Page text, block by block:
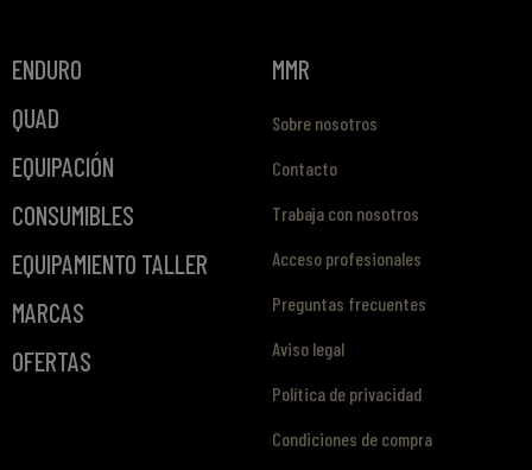
ENDURO
QUAD
EQUIPACIÓN
CONSUMIBLES
EQUIPAMIENTO TALLER
MARCAS
OFERTAS
MMR
Sobre nosotros
Contacto
Trabaja con nosotros
Acceso profesionales
Preguntas frecuentes
Aviso legal
Política de privacidad
Condiciones de compra